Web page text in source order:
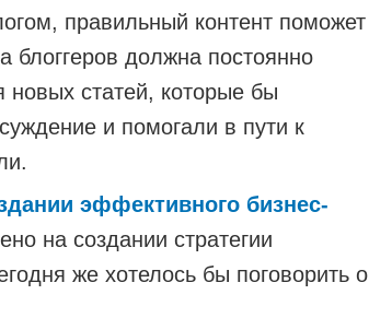
правильный контент поможет
блоггеров должна постоянно
новых статей, которые бы
и помогали в пути к
эффективного бизнес-
на создании стратегии
же хотелось бы поговорить о